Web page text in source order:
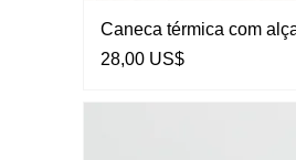
Caneca térmica com
Preço
28,00 US$